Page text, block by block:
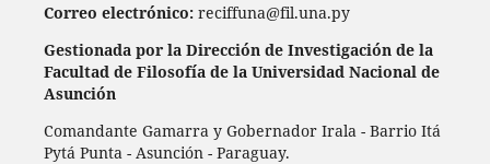
Correo electrónico: reciffuna@fil.una.py
Gestionada por la Dirección de Investigación de la
Facultad de Filosofía de la Universidad Nacional de
Asunción
Comandante Gamarra y Gobernador Irala - Barrio Itá
Pytá Punta - Asunción - Paraguay.